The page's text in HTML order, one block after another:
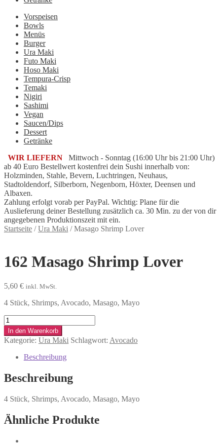
Vorspeisen
Bowls
Menüs
Burger
Ura Maki
Futo Maki
Hoso Maki
Tempura-Crisp
Temaki
Nigiri
Sashimi
Vegan
Saucen/Dips
Dessert
Getränke
WIR LIEFERN
Mittwoch - Sonntag (16:00 Uhr bis 21:00 Uhr)
ab 40 Euro Bestellwert kostenfrei dein Sushi innerhalb von:
Holzminden, Stahle, Bevern, Luchtringen, Neuhaus,
Stadtoldendorf, Silberborn, Negenborn, Höxter, Deensen und
Albaxen.
Zahlung erfolgt vorab per PayPal. Wichtig: Plane für die
Auslieferung deiner Bestellung zusätzlich ca. 30 Min. zu der von dir
angegebenen Produktionszeit mit ein.
Startseite /Ura Maki /Masago Shrimp Lover
162 Masago Shrimp Lover
5,60 € inkl. MwSt.
4 Stück, Shrimps, Avocado, Masago, Mayo
Masago
Shrimp
Lover
Menge
In den Warenkorb
Kategorie: Ura Maki Schlagwort: Avocado
Beschreibung
Beschreibung
4 Stück, Shrimps, Avocado, Masago, Mayo
Ähnliche Produkte